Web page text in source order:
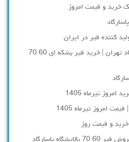
خرید و قیمت امروز
کننده قیر در ایران
پالایشگاه قیر پاسارگاد تهران | خرید قیر بشکه ای 60 70
تیرماه 1405
امروز تیرماه 1405
پاسارگاد